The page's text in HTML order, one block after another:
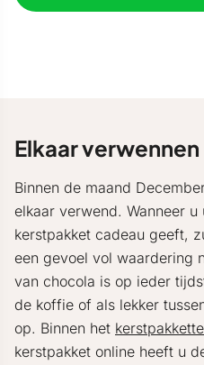
Elkaar verwennen
Binnen de maand
elkaar verwend. Wanneer
kerstpakket cadeau geeft,
een gevoel vol waardering
van chocola is op ieder
de koffie of als lekker
op. Binnen het
kerstpakket online heeft u